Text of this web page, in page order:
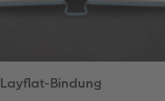
Layflat-Bindung